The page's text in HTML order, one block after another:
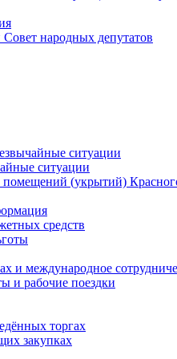
народных депутатов
ситуации
ситуации
помещений (укрытий)
средств
и международное
и рабочие поездки
торгах
закупках